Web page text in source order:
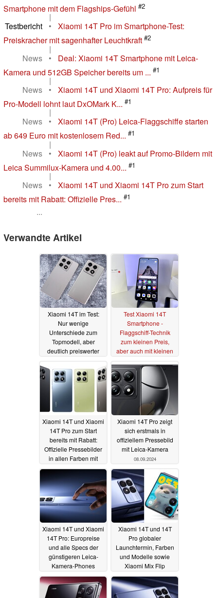
Smartphone mit dem Flagships-Gefühl #2
|
Testbericht
•
Xiaomi 14T Pro im Smartphone-Test:
Preiskracher mit sagenhafter Leuchtkraft #2
|
News
•
Deal: Xiaomi 14T Smartphone mit Leica-
Kamera und 512GB Speicher bereits um ... #1
|
News
•
Xiaomi 14T und Xiaomi 14T Pro: Aufpreis für
Pro-Modell lohnt laut DxOMark K... #1
|
News
•
Xiaomi 14T (Pro) Leica-Flaggschiffe starten
ab 649 Euro mit kostenlosem Red... #1
|
News
•
Xiaomi 14T (Pro) leakt auf Promo-Bildern mit
Leica Summilux-Kamera und 4.00... #1
|
News
•
Xiaomi 14T und Xiaomi 14T Pro zum Start
bereits mit Rabatt: Offizielle Pres... #1
...
Verwandte Artikel
Xiaomi 14T im Test:
Nur wenige
Unterschiede zum
Topmodell, aber
deutlich preiswerter
Test Xiaomi 14T
Smartphone -
Flaggschiff-Technik
zum kleinen Preis,
aber auch mit kleinen
Xiaomi 14T und Xiaomi
14T Pro zum Start
bereits mit Rabatt:
Offizielle Pressebilder
in allen Farben mit
einer Überraschung
13.09.2024
Xiaomi 14T Pro zeigt
sich erstmals in
offiziellem Pressebild
mit Leica-Kamera
08.09.2024
Xiaomi 14T und Xiaomi
14T Pro: Europreise
und alle Specs der
günstigeren Leica-
Kamera-Phones
geleakt30.08.2024
Xiaomi 14T und 14T
Pro globaler
Launchtermin, Farben
und Modelle sowie
Xiaomi Mix Flip
Europastart geleakt
12.08.2024